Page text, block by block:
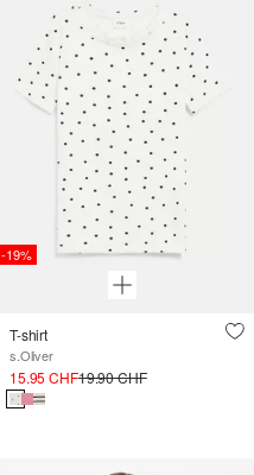
-19%
T-shirt
s.Oliver
15.95 CHF19.90 CHF